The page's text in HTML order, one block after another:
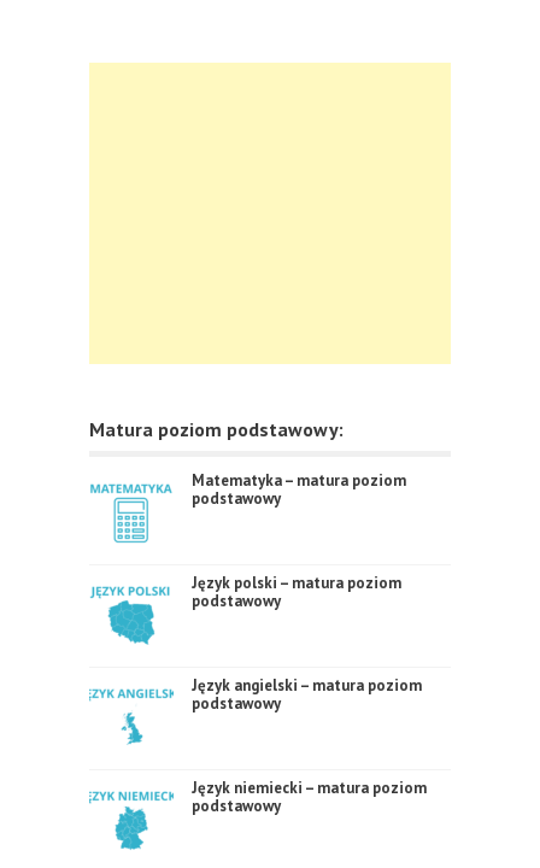
Matura poziom podstawowy:
Matematyka – matura poziom
podstawowy
Język polski – matura poziom
podstawowy
Język angielski – matura poziom
podstawowy
Język niemiecki – matura poziom
podstawowy